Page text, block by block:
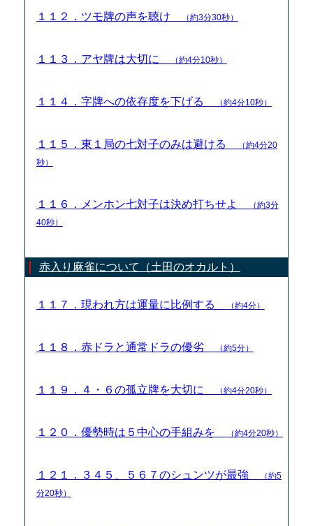
１１２．ツモ牌の声を聴け （約3分30秒）
１１３．アヤ牌は大切に （約4分10秒）
１１４．字牌への依存度を下げる （約4分10秒）
１１５．東１局の七対子のみは避ける
（約4分20
秒）
１１６．メンホン七対子は決め打ちせよ
（約3分
40秒）
赤入り麻雀について（土田のオカルト）
１１７．現われ方は運量に比例する （約4分）
１１８．赤ドラと通常ドラの優劣 （約5分）
１１９．４・６の孤立牌を大切に （約4分20秒）
１２０．優勢時は５中心の手組みを （約4分20秒）
１２１．３４５、５６７のシュンツが最強
（約5
分20秒）